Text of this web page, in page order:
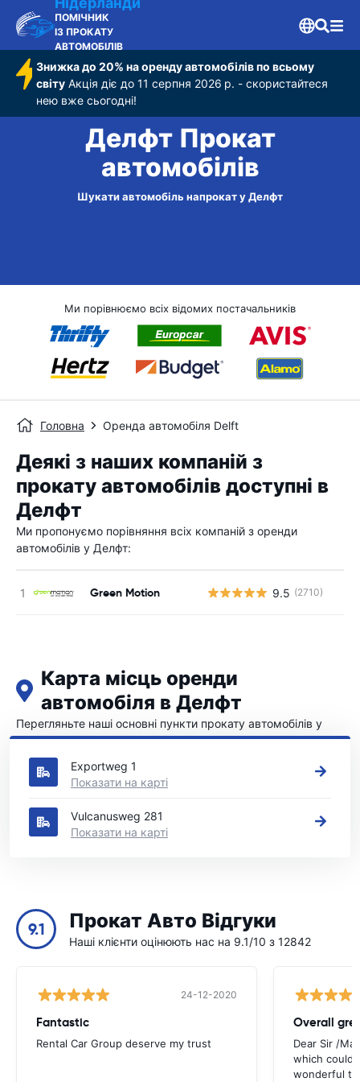
ПОМІЧНИК
ІЗ ПРОКАТУ
АВТОМОБІЛІВ
Знижка до 20% на оренду автомобілів по всьому
світу Акція діє до 11 серпня 2026 р. - скористайтеся
нею вже сьогодні!
Делфт Прокат
автомобілів
Шукати автомобіль напрокат у Делфт
Ми порівнюємо всіх відомих постачальників
Головна Оренда автомобіля Delft
Деякі з наших компаній з
прокату автомобілів доступні в
Делфт
Ми пропонуємо порівняння всіх компаній з оренди
автомобілів у Делфт:
Green Motion 9.5 (2710)
Карта місць оренди
автомобіля в Делфт
Перегляньте наші основні пункти прокату автомобілів у
Делфт
Exportweg 1
Показати на карті
Vulcanusweg 281
Показати на карті
9.1 Прокат Авто Відгуки
Наші клієнти оцінюють нас на 9.1/10 з 12842
24-12-2020
Fantastic
Rental Car Group deserve my trust
Overall
Dear Sir /
which could
wonderful to